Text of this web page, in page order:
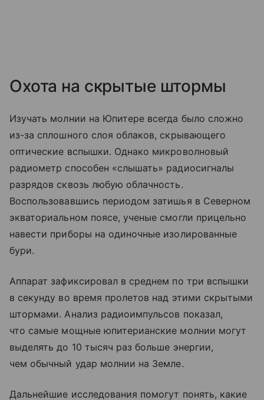
Охота на скрытые штормы
Изучать молнии на Юпитере всегда было сложно
из-за сплошного слоя облаков, скрывающего
оптические вспышки. Однако микроволновый
радиометр способен «слышать» радиосигналы
разрядов сквозь любую облачность.
Воспользовавшись периодом затишья в Северном
экваториальном поясе, ученые смогли прицельно
навести приборы на одиночные изолированные
бури.
Аппарат зафиксировал в среднем по три вспышки
в секунду во время пролетов над этими скрытыми
штормами. Анализ радиоимпульсов показал,
что самые мощные юпитерианские молнии могут
выделять до 10 тысяч раз больше энергии,
чем обычный удар молнии на Земле.
Дальнейшие исследования помогут понять, какие